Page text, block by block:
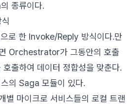
종류이다.
로 한 Invoke/Reply 방식이다.만
Orchestrator가 그동안의 호출
출하여 데이터 정합성을 맞춘다.
의 Saga 모듈이 있다.
별 마이크로 서비스들의 로컬 트랜